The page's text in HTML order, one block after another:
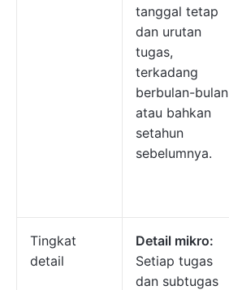
tanggal tetap
dan urutan
tugas,
terkadang
berbulan-bulan
atau bahkan
setahun
sebelumnya.
Tingkat
detail
Detail mikro:
Setiap tugas
dan subtugas